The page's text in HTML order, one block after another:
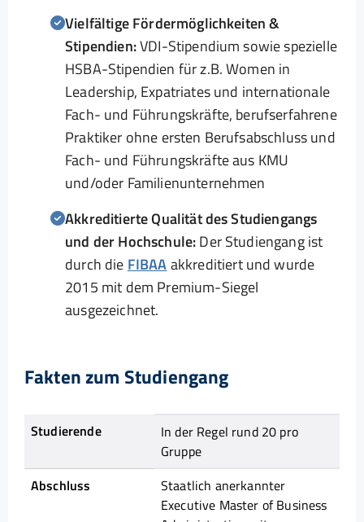
Vielfältige Fördermöglichkeiten &
Stipendien:VDI-Stipendium sowie spezielle
HSBA-Stipendien für z.B. Women in
Leadership, Expatriates und internationale
Fach- und Führungskräfte, berufserfahrene
Praktiker ohne ersten Berufsabschluss und
Fach- und Führungskräfte aus KMU
und/oder Familienunternehmen
Akkreditierte Qualität des Studiengangs
und der Hochschule:Der Studiengang ist
durch die FIBAAakkreditiert und wurde
2015 mit dem Premium-Siegel
ausgezeichnet.
Fakten zum Studiengang
Studierende
In der Regel rund 20 pro
Gruppe
Abschluss
Staatlich anerkannter
Executive Master of Business